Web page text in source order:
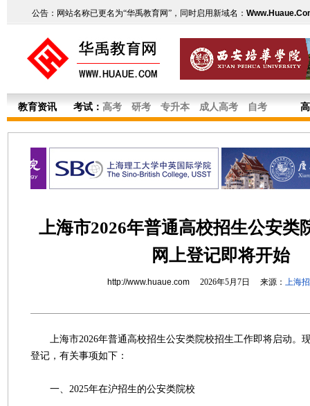
公告：网站名称已更名为“华禹教育网”，同时启用新域名：
教育资讯 考试： 高考 研考 专升本 成人高考 自考
上海市2026年普通高校招生公安类
网上登记即将开始
http://www.huaue.com2026年5月7日 来源： 上海
上海市2026年普通高校招生公安类院校招生工作即将启动。
登记，有关事项如下：
一、2025年在沪招生的公安类院校